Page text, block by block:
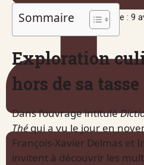
Publié le : 9
Sommaire
Exploration
hors de sa tasse
Dans l’ouvrage intitulé
Théqui a vu le jour en
François-Xavier Delmas et
invitent à découvrir les